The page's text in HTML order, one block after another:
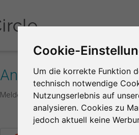
Cookie-
Um die korrekte Funktion
technisch notwendige
Nutzungserlebnis auf
analysieren. Cookies zu
jedoch aktuell keine
Anmelden
Melde dich hier mit deinen